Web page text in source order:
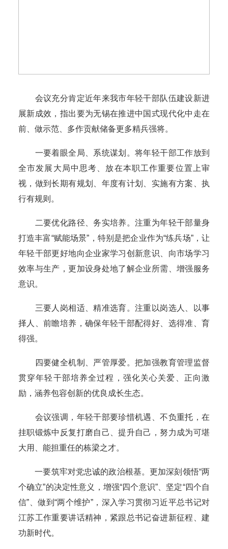
会议充分肯定近年来我市年轻干部队伍建设新进
展新成效，指出要为无锡在推进中国式现代化中走在
前、做示范、多作贡献储备更多精兵强将。
一要着眼全局、系统谋划。将年轻干部工作放到
全市发展大局中思考、放在本职工作重要位置上审
视，做到长期有规划、年度有计划、实施有方案、执
行有规则。
二要优化路径、务实培养。注重为年轻干部量身
打造丰富“赋能场景”，特别是把企业作为“练兵场”，让
年轻干部更好地向企业家学习创新意识、向市场学习
效率与生产，更加设身处地了解企业所需、增强服务
意识。
三要人岗相适、精准选育。注重以岗选人、以事
择人、前瞻培养，确保年轻干部配得好、选得准、育
得强。
四要健全机制、严管厚爱。把加强教育管理监督
贯穿年轻干部培养全过程，强化关心关爱、正向激
励，涵养包容创新的优良成长生态。
会议强调，年轻干部要珍惜机遇、不负重托，在
挂职锻炼中反复打磨自己、提升自己，努力成为可堪
大用、能担重任的栋梁之才。
一要筑牢对党忠诚的政治根基。更加深刻领悟“两
个确立”的决定性意义，增强“四个意识”、坚定“四个自
信”、做到“两个维护”，深入学习贯彻习近平总书记对
江苏工作重要讲话精神，紧跟总书记奋进新征程、建
功新时代。